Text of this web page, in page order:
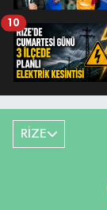
10
RİZE